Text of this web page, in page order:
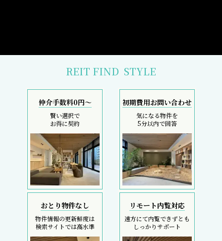
REIT FIND STYLE
仲介手数料0円～
賢い選択で
お得に契約
初期費用お問い合わせ
気になる物件を
5分以内で回答
おとり物件なし
物件情報の更新鮮度は
検索サイトでは高水準
リモート内覧対応
遠方にて内覧できずとも
しっかりサポート